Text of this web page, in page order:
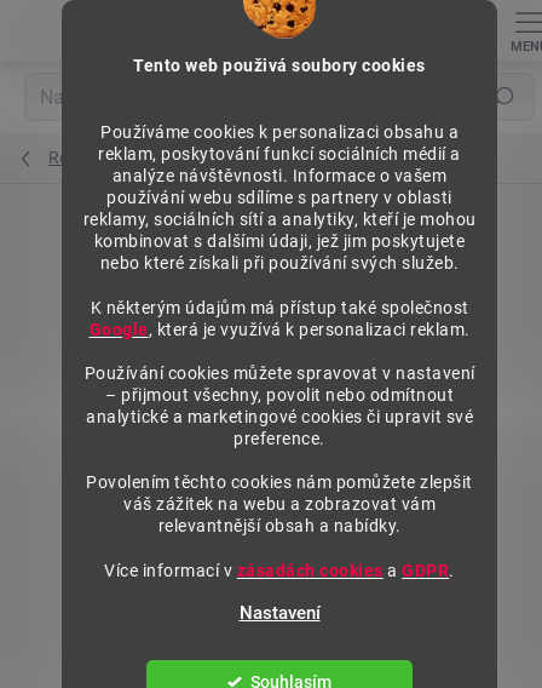
Tento web použivá soubory cookies
Používáme cookies k personalizaci obsahu a
reklam, poskytování funkcí sociálních médií a
analýze návštěvnosti. Informace o vašem
používání webu sdílíme s partnery v oblasti
reklamy, sociálních sítí a analytiky, kteří je mohou
kombinovat s dalšími údaji, jež jim poskytujete
nebo které získali při používání svých služeb.
K některým údajům má přístup také společnost
Google, která je využívá k personalizaci reklam.
Používání cookies můžete spravovat v nastavení
– přijmout všechny, povolit nebo odmítnout
analytické a marketingové cookies či upravit své
preference.
Povolením těchto cookies nám pomůžete zlepšit
váš zážitek na webu a zobrazovat vám
relevantnější obsah a nabídky.
Více informací v zásadách cookies aGDPR.
Nastavení
Souhlasím
Hledat
Regály výška 1972 mm, přídavné moduly